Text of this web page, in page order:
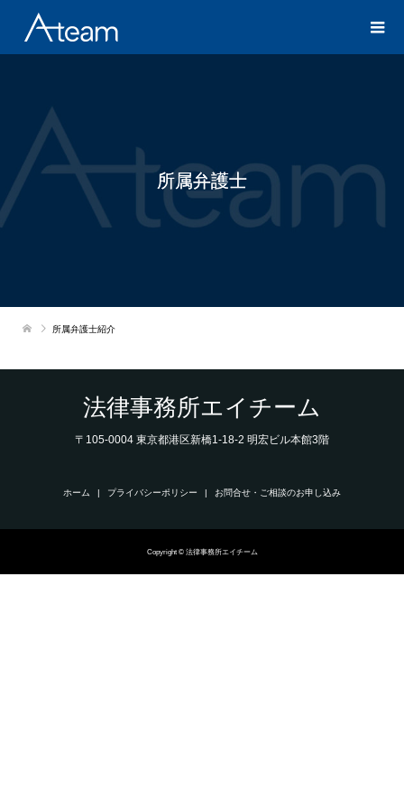
所属弁護士
所属弁護士紹介
法律事務所エイチーム
〒105-0004 東京都港区新橋1-18-2 明宏ビル本館3階
ホーム プライバシーポリシー お問合せ・ご相談のお申し込み
Copyright © 法律事務所エイチーム